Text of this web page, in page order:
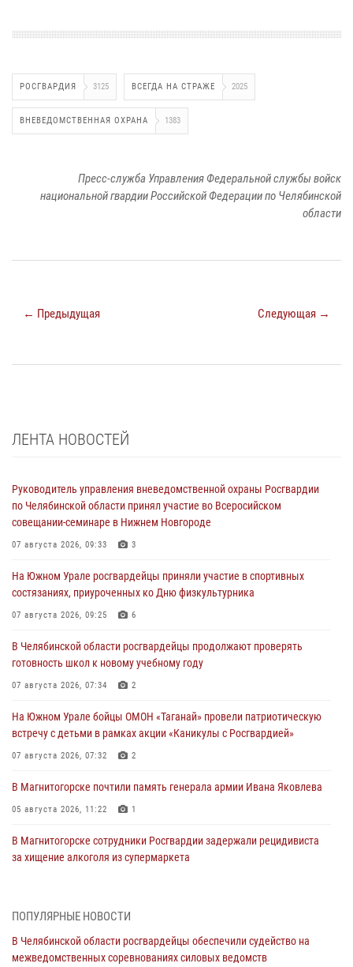
РОСГВАРДИЯ 3125 ВСЕГДА НА СТРАЖЕ 2025
ВНЕВЕДОМСТВЕННАЯ ОХРАНА 1383
Пресс-служба Управления Федеральной службы войск
национальной гвардии Российской Федерации по Челябинской
области
← Предыдущая Следующая →
ЛЕНТА НОВОСТЕЙ
Руководитель управления вневедомственной охраны Росгвардии
по Челябинской области принял участие во Всеросийском
совещании-семинаре в Нижнем Новгороде
07 августа 2026, 09:33 3
На Южном Урале росгвардейцы приняли участие в спортивных
состязаниях, приуроченных ко Дню физкультурника
07 августа 2026, 09:25 6
В Челябинской области росгвардейцы продолжают проверять
готовность школ к новому учебному году
07 августа 2026, 07:34 2
На Южном Урале бойцы ОМОН «Таганай» провели патриотическую
встречу с детьми в рамках акции «Каникулы с Росгвардией»
07 августа 2026, 07:32 2
В Магнитогорске почтили память генерала армии Ивана Яковлева
05 августа 2026, 11:22 1
В Магнитогорске сотрудники Росгвардии задержали рецидивиста
за хищение алкоголя из супермаркета
На Южном Урале спецназ Росгвардии провел военно-полевые
ПОПУЛЯРНЫЕ НОВОСТИ
В Челябинской области росгвардейцы обеспечили судейство на
межведомственных соревнованиях силовых ведомств